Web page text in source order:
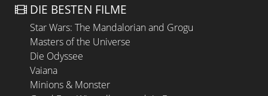
DIE BESTEN FILME
Star Wars: The Mandalorian and Grogu
Masters of the Universe
Die Odyssee
Vaiana
Minions & Monster